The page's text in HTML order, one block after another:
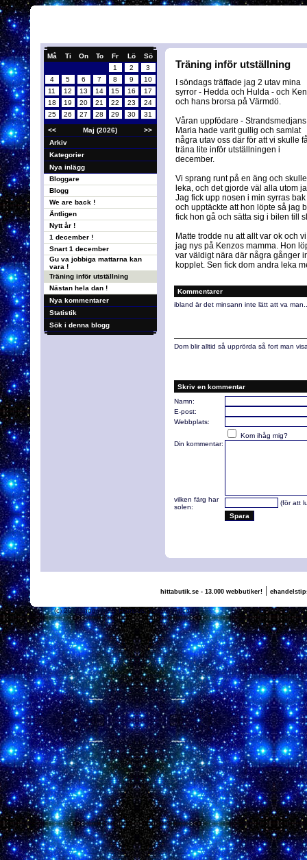
Må Ti On To Fr Lö
Sö
1
2
3
4
5 6 7 8 9
10
11
12 13 14 15 16
17
18
19 20 21 22 23
24
25
26 27 28 29 30 31
<< Maj (2026)
>>
Arkiv
Kategorier
Nya inlägg
Bloggare
Blogg
We are back !
Äntligen
Nytt år !
1 december !
Snart 1 december
Gu va jobbiga mattarna kan
vara !
Träning inför utställning
Nästan hela dan !
Nya kommentarer
Statistik
Sök i denna blogg
Träning inför utställning
I söndags träffade jag 2 utav mina
syrror - Hedda och Hulda - och
och hans brorsa på Värmdö.
Våran uppfödare -
Maria hade varit gullig och samlat
några utav oss där för att vi skulle
träna lite inför utställningen i
december.
Vi sprang runt på en äng och skulle
leka, och det gjorde väl alla utom
Jag fick upp nosen i min syrras bak
och upptäckte att hon löpte så jag
fick hon gå och sätta sig i bilen till
Matte trodde nu att allt var ok och
jag nys på Kenzos mamma. Hon
var väldigt nära där några gånger
kopplet. Sen fick dom andra leka
Kommentarer
ibland är det minsann inte lätt att va
Dom blir alltid så upprörda så fort man
Skriv en kommentar
Namn:
E-post:
Webbplats:
Kom ihåg mig?
Din kommentar:
vilken färg har
solen:
(för att
hittabutik.se - 13.000 webbutiker!|
(c) 2011, nogg.se & Hampus, Valle & Falcon